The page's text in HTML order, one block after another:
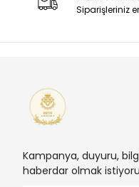
Siparişleriniz
Kampanya, duyuru,
haberdar olmak